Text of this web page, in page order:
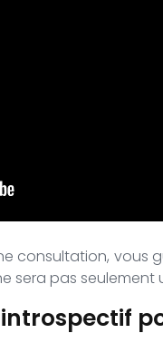
consultation,
sera pas seulement